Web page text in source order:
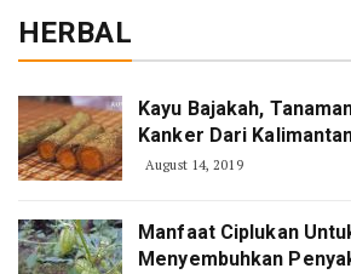
HERBAL
Kayu Bajakah,
Kanker Dari
August 14, 2019
Manfaat Ciplukan
Menyembuhkan